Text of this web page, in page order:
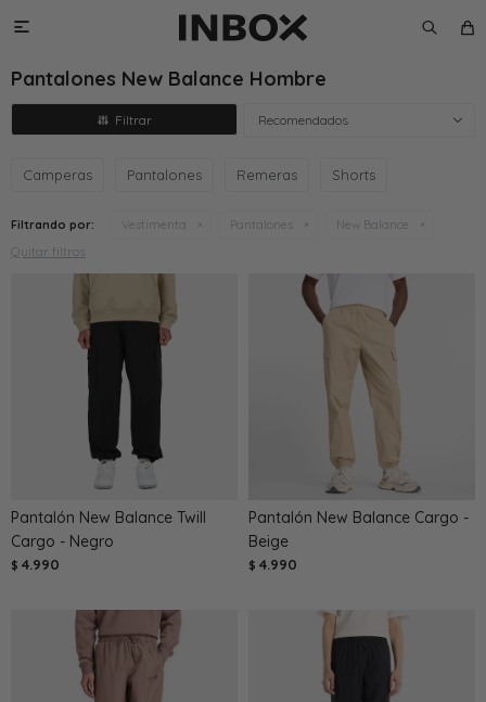

Pantalones New Balance Hombre
Recomendados
Camperas Pantalones Remeras Shorts
Filtrando por: Vestimenta Pantalones New Balance
Quitar filtros
Pantalón New Balance Twill
Cargo - Negro
$ 4.990
Pantalón New Balance Cargo -
Beige
$ 4.990